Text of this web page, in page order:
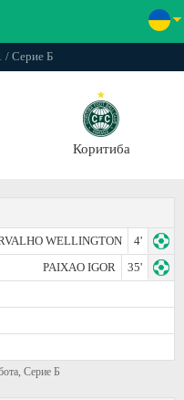
/ Серие Б
Коритиба
WELLINGTON
4'
PAIXAO IGOR
35'
Серие Б